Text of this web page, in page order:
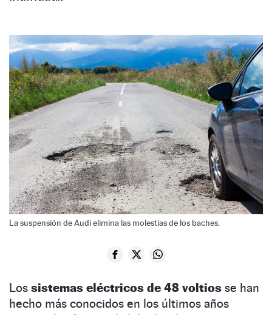
La suspensión de Audi elimina las molestias de los baches.
Los sistemas eléctricos de 48 voltios se han
hecho más conocidos en los últimos años